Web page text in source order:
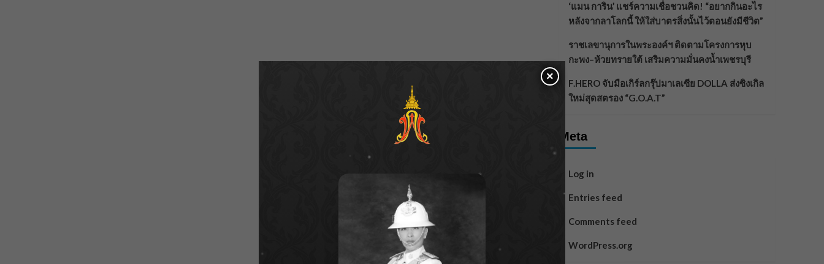
‘แมน การิน’ แชร์ความเชื่อชวนคิด! “อยากกินอะไร
หลังจากลาโลกนี้ ให้ใส่บาตรสิ่งนั้นไว้ตอนยังมีชีวิต”
ราชเลขานุการในพระองค์ฯ ติดตามโครงการหุบ
กะพง–ห้วยทรายใต้ เสริมความมั่นคงน้ำเพชรบุรี
F.HERO จับมือเกิร์ลกรุ๊ปมาเลเซีย DOLLA ส่งซิงเกิล
ใหม่สุดสตรอง “G.O.A.T”
Meta
Log in
Entries feed
Comments feed
WordPress.org
×